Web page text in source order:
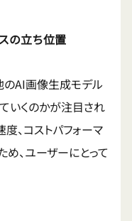
の立ち位置
のAI画像生成モデル
いくのかが注目され
、コストパフォーマ
、ユーザーにとって